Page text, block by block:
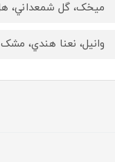
ميخک، گل شمعداني،
وانيل، نعنا هندي،